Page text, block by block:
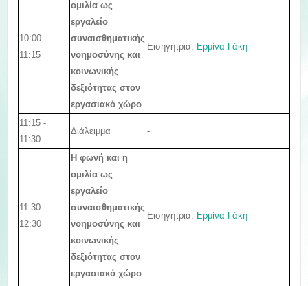
10:00 -
11:15
ομιλία ως
εργαλείο
συναισθηματικής
νοημοσύνης και
κοινωνικής
δεξιότητας στον
εργασιακό χώρο
Εισηγήτρια: Ερμίνα Γάκη
11:15 -
11:30
Διάλειμμα -
11:30 -
12:30
Η φωνή και η
ομιλία ως
εργαλείο
συναισθηματικής
νοημοσύνης και
κοινωνικής
δεξιότητας στον
εργασιακό χώρο
Εισηγήτρια: Ερμίνα Γάκη